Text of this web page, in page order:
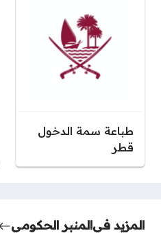
طباعة سمة الدخول
قطر
المزيد فيالمنبر الحكومي